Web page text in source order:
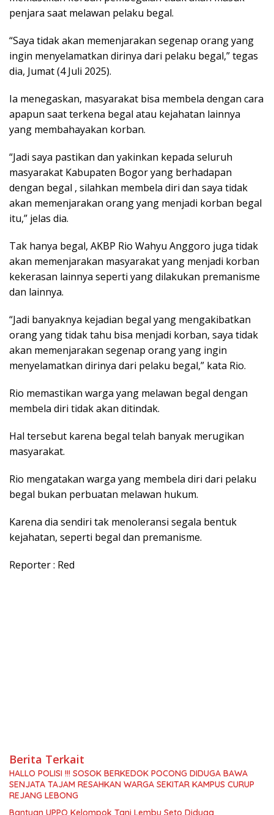
penjara saat melawan pelaku begal.
“Saya tidak akan memenjarakan segenap orang yang
ingin menyelamatkan dirinya dari pelaku begal,” tegas
dia, Jumat (4 Juli 2025).
Ia menegaskan, masyarakat bisa membela dengan cara
apapun saat terkena begal atau kejahatan lainnya
yang membahayakan korban.
“Jadi saya pastikan dan yakinkan kepada seluruh
masyarakat Kabupaten Bogor yang berhadapan
dengan begal , silahkan membela diri dan saya tidak
akan memenjarakan orang yang menjadi korban begal
itu,” jelas dia.
Tak hanya begal, AKBP Rio Wahyu Anggoro juga tidak
akan memenjarakan masyarakat yang menjadi korban
kekerasan lainnya seperti yang dilakukan premanisme
dan lainnya.
“Jadi banyaknya kejadian begal yang mengakibatkan
orang yang tidak tahu bisa menjadi korban, saya tidak
akan memenjarakan segenap orang yang ingin
menyelamatkan dirinya dari pelaku begal,” kata Rio.
Rio memastikan warga yang melawan begal dengan
membela diri tidak akan ditindak.
Hal tersebut karena begal telah banyak merugikan
masyarakat.
Rio mengatakan warga yang membela diri dari pelaku
begal bukan perbuatan melawan hukum.
Karena dia sendiri tak menoleransi segala bentuk
kejahatan, seperti begal dan premanisme.
Reporter : Red
Berita Terkait
HALLO POLISI !!! SOSOK BERKEDOK POCONG DIDUGA BAWA
SENJATA TAJAM RESAHKAN WARGA SEKITAR KAMPUS CURUP
REJANG LEBONG
Bantuan UPPO Kelompok Tani Lembu Seto Diduga